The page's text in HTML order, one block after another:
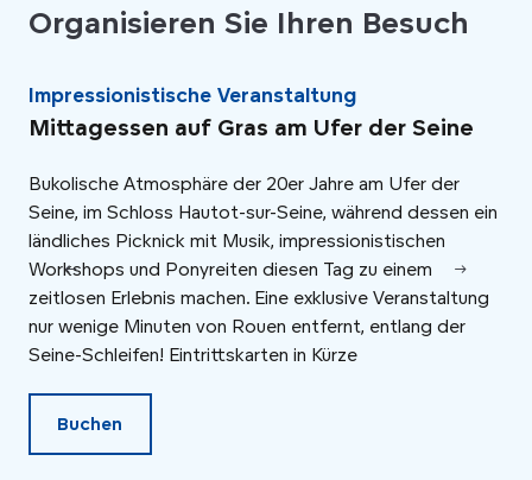
Organisieren Sie Ihren Besuch
Impressionistische Veranstaltung
Mittagessen auf Gras am Ufer der Seine
Bukolische Atmosphäre der 20er Jahre am Ufer der
Seine, im Schloss Hautot-sur-Seine, während dessen ein
ländliches Picknick mit Musik, impressionistischen
Workshops und Ponyreiten diesen Tag zu einem
zeitlosen Erlebnis machen. Eine exklusive Veranstaltung
nur wenige Minuten von Rouen entfernt, entlang der
Seine-Schleifen! Eintrittskarten in Kürze
Buchen